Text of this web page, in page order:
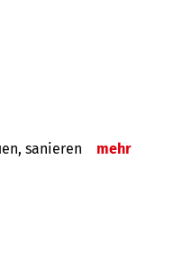
sanieren mehr